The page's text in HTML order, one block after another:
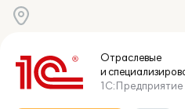
Отраслевые
и
1С:Предприятие